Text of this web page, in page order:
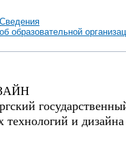
Сведения
об образовательной
и дизайна